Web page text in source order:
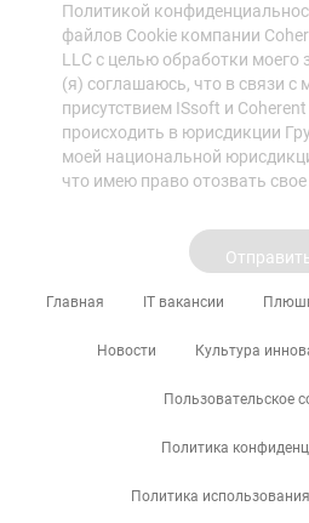
Политикой
файлов Cookie компании
LLC с целью обработки моего
(я) соглашаюсь, что в связи
присутствием ISsoft и
происходить в юрисдикции
моей национальной
что имею право отозвать
Главная IT вакансии
Новости Культура
Пользовательское
Политика
Политика